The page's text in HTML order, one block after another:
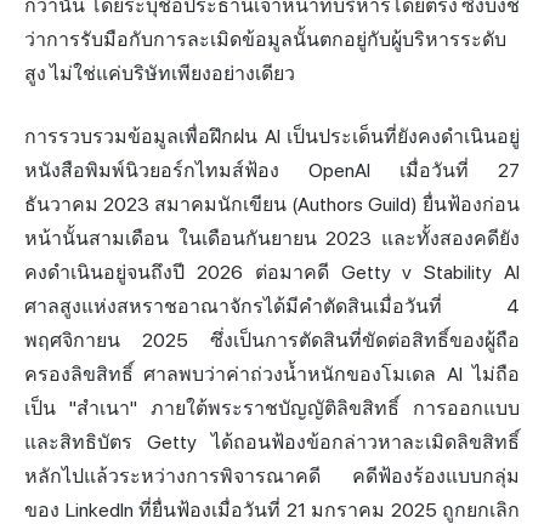
กว่านั้น โดยระบุชื่อประธานเจ้าหน้าที่บริหารโดยตรง ซึ่งบ่งชี้
ว่าการรับมือกับการละเมิดข้อมูลนั้นตกอยู่กับผู้บริหารระดับ
สูง ไม่ใช่แค่บริษัทเพียงอย่างเดียว
การรวบรวมข้อมูลเพื่อฝึกฝน AI เป็นประเด็นที่ยังคงดำเนินอยู่
หนังสือพิมพ์นิวยอร์กไทมส์ฟ้อง OpenAI เมื่อวันที่ 27
ธันวาคม 2023 สมาคมนักเขียน (Authors Guild) ยื่นฟ้องก่อน
หน้านั้นสามเดือน ในเดือนกันยายน 2023 และทั้งสองคดียัง
คงดำเนินอยู่จนถึงปี 2026 ต่อมาคดี Getty v Stability AI
ศาลสูงแห่งสหราชอาณาจักรได้มีคำตัดสินเมื่อวันที่ 4
พฤศจิกายน 2025 ซึ่งเป็นการตัดสินที่ขัดต่อสิทธิ์ของผู้ถือ
ครองลิขสิทธิ์ ศาลพบว่าค่าถ่วงน้ำหนักของโมเดล AI ไม่ถือ
เป็น "สำเนา" ภายใต้พระราชบัญญัติลิขสิทธิ์ การออกแบบ
และสิทธิบัตร Getty ได้ถอนฟ้องข้อกล่าวหาละเมิดลิขสิทธิ์
หลักไปแล้วระหว่างการพิจารณาคดี คดีฟ้องร้องแบบกลุ่ม
ของ LinkedIn ที่ยื่นฟ้องเมื่อวันที่ 21 มกราคม 2025 ถูกยกเลิก